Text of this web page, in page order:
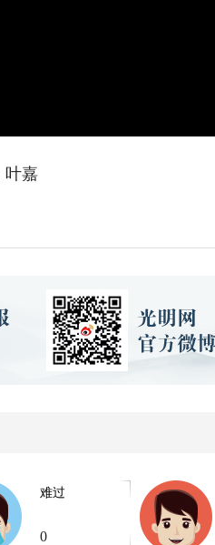
嘉
难过
0